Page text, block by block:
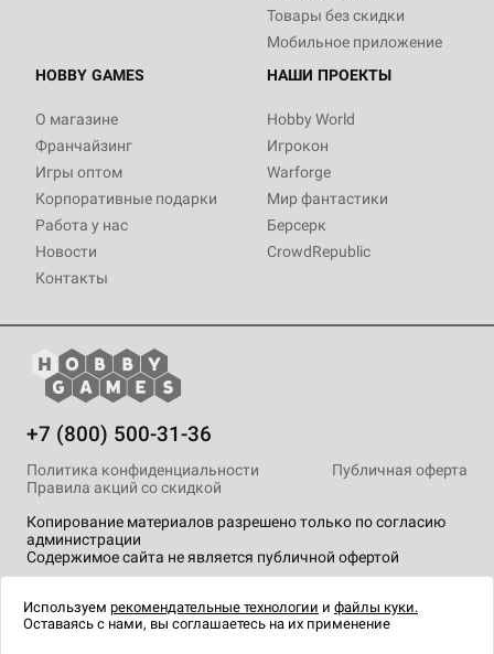
Товары без скидки
Мобильное приложение
HOBBY GAMES
О магазине
Франчайзинг
Игры оптом
Корпоративные подарки
Работа у нас
Новости
Контакты
НАШИ ПРОЕКТЫ
Hobby World
Игрокон
Warforge
Мир фантастики
Берсерк
CrowdRepublic
+7 (800) 500-31-36
Копирование материалов разрешено только по согласию
администрации
Содержимое сайта не является публичной офертой
Политика конфиденциальности
Публичная оферта
Правила акций со скидкой
технологии.
Используем рекомендательные технологии и файлы куки.
Оставаясь с нами, вы соглашаетесь на их применение